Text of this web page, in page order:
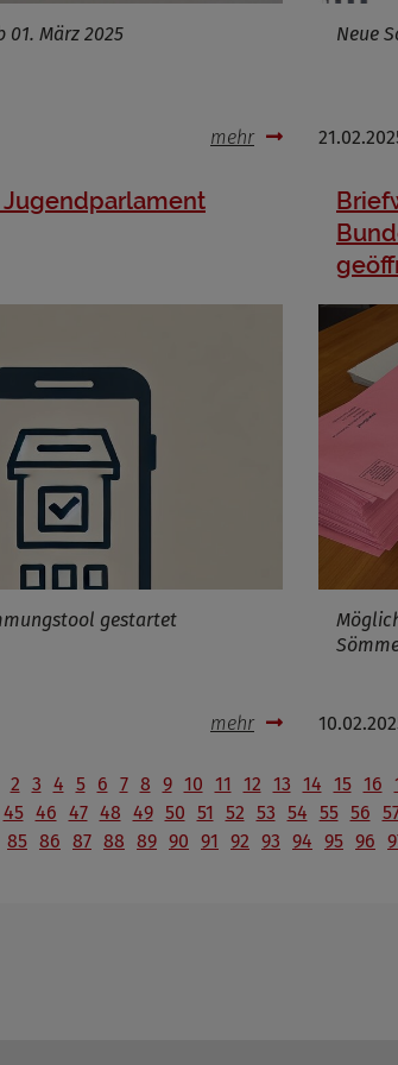
März 2025
mehr
Neue
Jugendparlament
gestartet
mehr
2 3 4 5 6 7 8 9 10 11 12 13 14 15 16
45 46 47 48 49 50 51 52 53 54 55 56
85 86 87 88 89 90 91 92 93 94 95 96